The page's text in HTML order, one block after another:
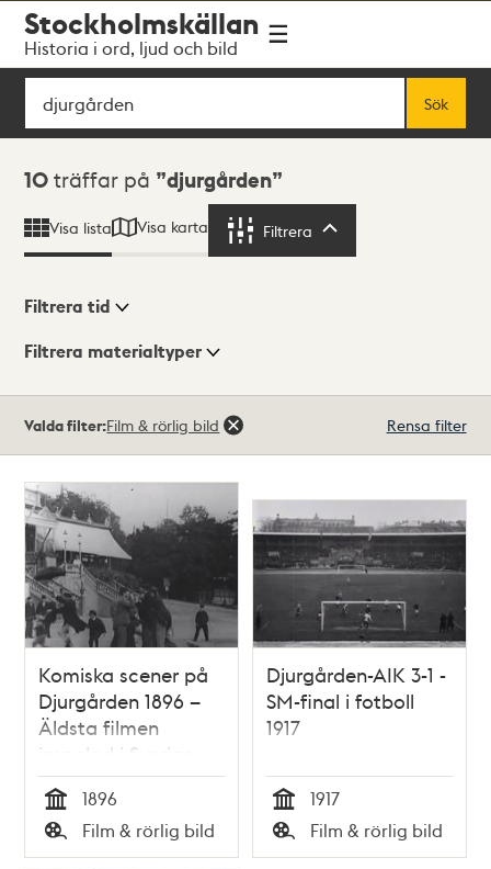
navigationen
huvudinnehållet
Stockholmskällan
Historia i ord, ljud och bild
Sök
Sök
Sökresultat
10 träffar på djurgården
Visa lista Visa karta Filtrera
Visningsläge
Filtrera tid
Filtrera materialtyper
träffar
Valda filter:Film & rörlig bild Rensa filter
Komiska scener på
Djurgården 1896 –
Äldsta filmen
inspelad i Sverige
Tid
1896
Typ
Film & rörlig bild
Djurgården-AIK 3-1 -
SM-final i fotboll
1917
Tid
1917
Typ
Film & rörlig bild